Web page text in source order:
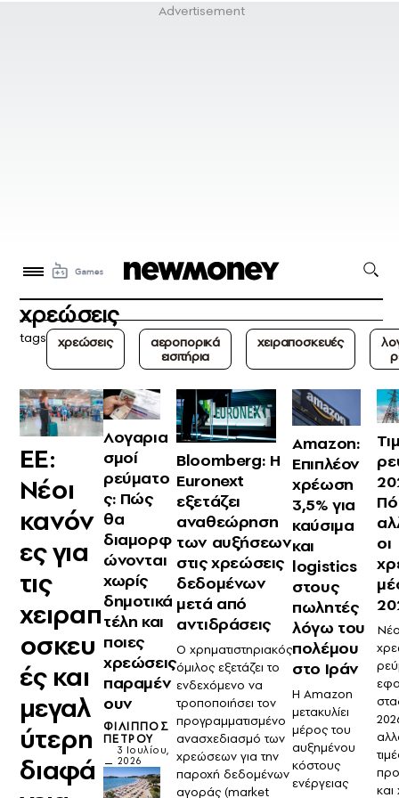
χρεώσεις
tags χρεώσεις
αεροπορικά
εισιτήρια
χειραποσκευές
ΕΕ:
Νέοι
κανόν
ες για
τις
χειραπ
οσκευ
ές και
μεγαλ
ύτερη
διαφά
Λογαρια
σμοί
ρεύματο
ς: Πώς
θα
διαμορφ
ώνονται
χωρίς
δημοτικά
τέλη και
ποιες
χρεώσεις
παραμέν
ουν
ΦΊΛΙΠΠΟΣ
ΠΈΤΡΟΥ
3 Ιουλίου,
2026
Bloomberg: Η
Euronext
εξετάζει
αναθεώρηση
των αυξήσεων
στις χρεώσεις
δεδομένων
μετά από
αντιδράσεις
Ο χρηματιστηριακός
όμιλος εξετάζει το
ενδεχόμενο να
τροποποιήσει τον
προγραμματισμένο
ανασχεδιασμό των
χρεώσεων για την
παροχή δεδομένων
αγοράς (market
Amazon:
Επιπλέον
χρέωση
3,5% για
καύσιμα
και
logistics
στους
πωλητές
λόγω του
πολέμου
στο Ιράν
Η Amazon
μετακυλίει
μέρος του
αυξημένου
κόστους
ενέργειας
οι